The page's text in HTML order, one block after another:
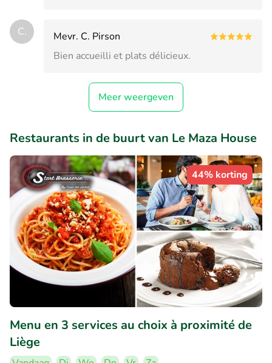
C.
Mevr. C. Pirson
Bien accueilli et plats délicieux.
Meer weergeven
Restaurants in de buurt van Le Maza House
44% korting
Menu en 3 services au choix à proximité de
Liège